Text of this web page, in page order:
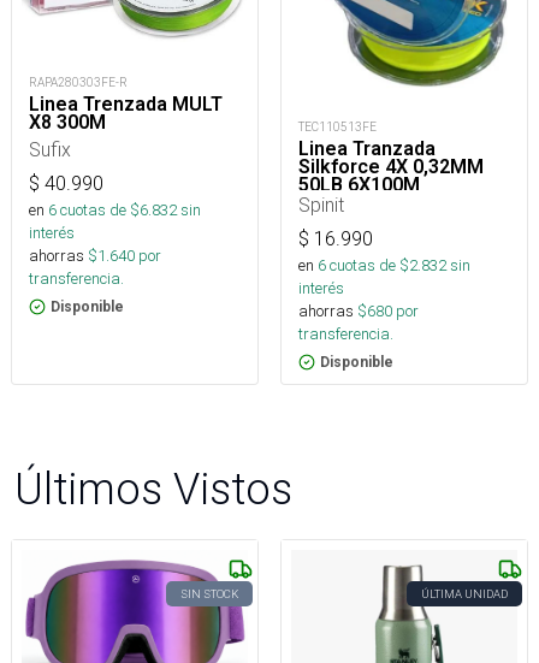
RAPA280303FE-R
Linea Trenzada MULT
X8 300M
Sufix
$ 40.990
en 6cuotas de $6.832sin
interés
ahorras $1.640 por
transferencia.
Disponible
TEC110513FE
Linea Tranzada
Silkforce 4X 0,32MM
50LB 6X100M
Spinit
$ 16.990
en 6cuotas de $2.832sin
interés
ahorras $680 por
transferencia.
Disponible
Últimos Vistos
SIN STOCK ÚLTIMA UNIDAD